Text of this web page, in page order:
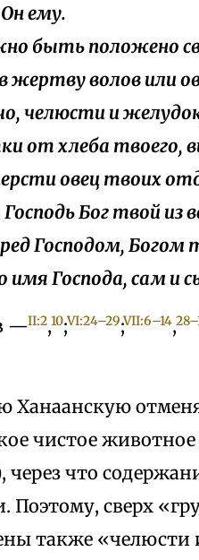
ему.
быть положено
жертву волов или
челюсти и
от хлеба твоего,
овец твоих
Господь Бог твой
Господом,
имя Господа, сам и
—II:2,10;VI:24–29;VII:6–14,
Ханаанскую
чистое
через что
Поэтому, сверх
также «челюсти